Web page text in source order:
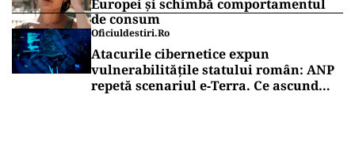
Europei și schimbă comportamentul
de consum
Oficiuldestiri.ro
Atacurile cibernetice expun
vulnerabilitățile statului român: ANP
repetă scenariul e‑Terra. Ce ascund